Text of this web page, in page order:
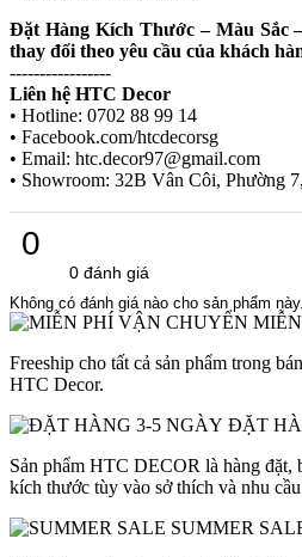
Đặt Hàng Kích Thước – Màu Sắc
thay đổi theo yêu cầu của khách
-----------------
Liên hệ HTC Decor
• Hotline: 0702 88 99 14
• Facebook.com/htcdecorsg
• Email: htc.decor97@gmail.com
• Showroom: 32B Vân Côi, Phường
0
0 đánh giá
Không có đánh giá nào cho sản phẩm này.
Freeship cho tất cả sản phẩm trong
HTC Decor.
ĐẶT
Sản phẩm HTC DECOR là hàng đặt,
kích thước tùy vào sở thích và nhu
SUMMER